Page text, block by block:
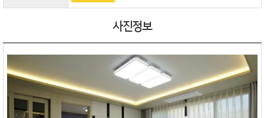
사진정보